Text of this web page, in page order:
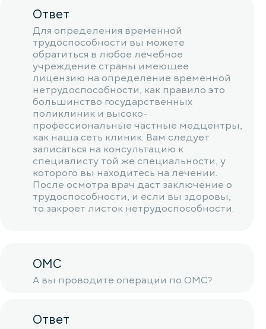
Ответ
Для определения временной
трудоспособности вы можете
обратиться в любое лечебное
учреждение страны имеющее
лицензию на определение временной
нетрудоспособности, как правило это
большинство государственных
поликлиник и высоко-
профессиональные частные медцентры,
как наша сеть клиник. Вам следует
записаться на консультацию к
специалисту той же специальности, у
которого вы находитесь на лечении.
После осмотра врач даст заключение о
трудоспособности, и если вы здоровы,
то закроет листок нетрудоспособности.
ОМС
А вы проводите операции по ОМС?
Ответ